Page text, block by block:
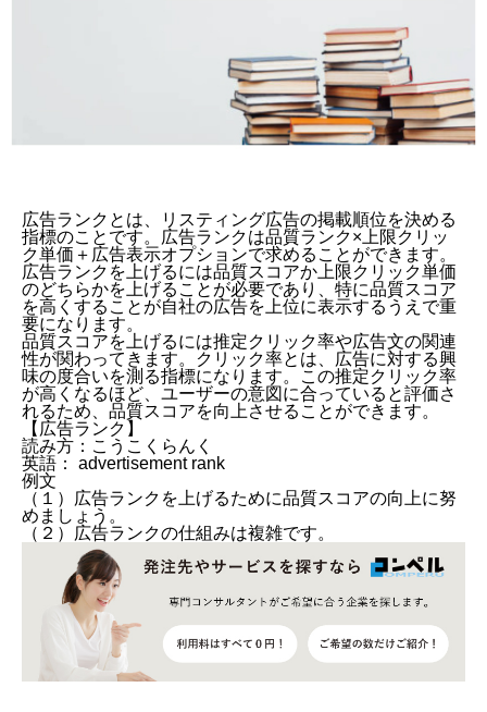
広告ランクとは、リスティング広告の掲載順位を決める
指標のことです。広告ランクは品質ランク×上限クリッ
ク単価＋広告表示オプションで求めることができます。
広告ランクを上げるには品質スコアか上限クリック単価
のどちらかを上げることが必要であり、特に品質スコア
を高くすることが自社の広告を上位に表示するうえで重
要になります。
品質スコアを上げるには推定クリック率や広告文の関連
性が関わってきます。クリック率とは、広告に対する興
味の度合いを測る指標になります。この推定クリック率
が高くなるほど、ユーザーの意図に合っていると評価さ
れるため、品質スコアを向上させることができます。
【 広告ランク 】
読み方：こうこくらんく
英語：
advertisement rank
例文
（１）広告ランクを上げるために品質スコアの向上に努
めましょう。
（２）広告ランクの仕組みは複雑です。